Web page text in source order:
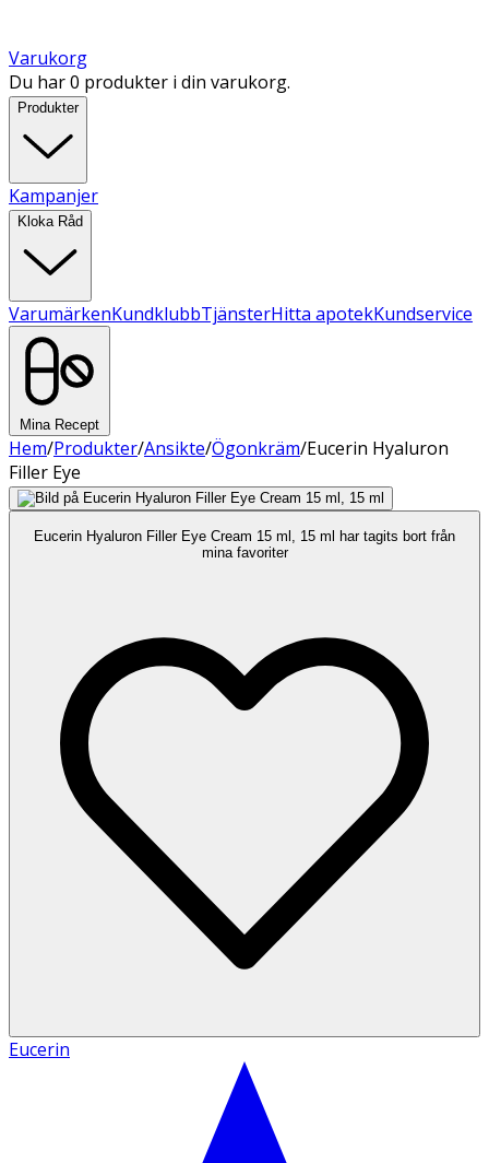
Varukorg
Du har 0 produkter i din varukorg.
Produkter
Kampanjer
Kloka Råd
VarumärkenKundklubbTjänsterHitta apotekKundservice
Mina Recept
Hem/Produkter/Ansikte/Ögonkräm/Eucerin Hyaluron
Filler Eye
Eucerin Hyaluron Filler Eye Cream 15 ml, 15 ml har tagits bort från
mina favoriter
Eucerin